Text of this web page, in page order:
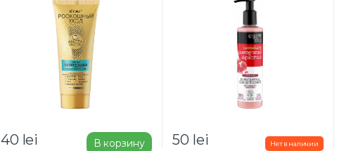
40 lei В корзину 50 lei